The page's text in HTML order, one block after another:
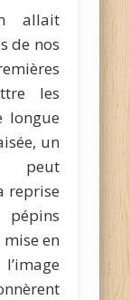
allait
de nos
les
longue
un
peut
reprise
en